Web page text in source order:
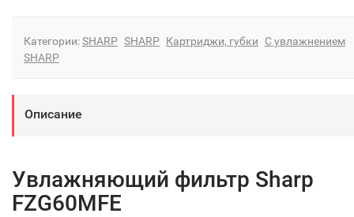
Категории:SHARP SHARP Картриджи, губки
С увлажнением
SHARP
Описание
Увлажняющий фильтр Sharp
FZG60MFE